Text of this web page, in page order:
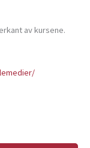
av kursene.